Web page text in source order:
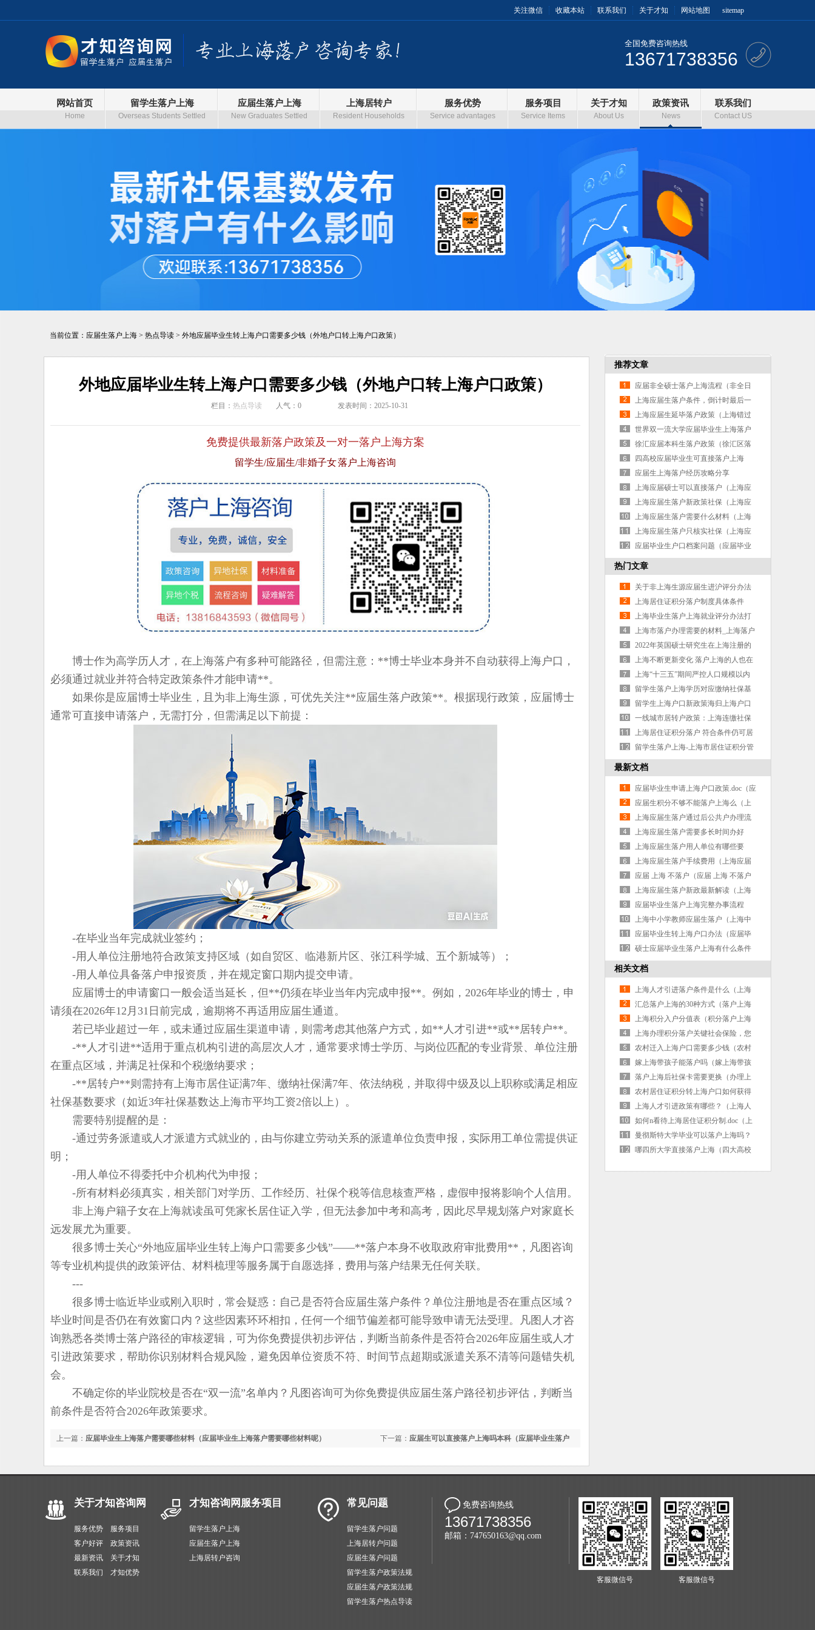
关注微信 收藏本站 联系我们 关于才知 网站地图 sitemap
全国免费咨询热线
13671738356
网站首页
Home
留学生落户上海
Overseas Students Settled
应届生落户上海
New Graduates Settled
上海居转户
Resident Households
服务优势
Service advantages
服务项目
Service Items
关于才知
About Us
政策资讯
News
联系我们
Contact US
当前位置： 应届生落户上海 > 热点导读 > 外地应届毕业生转上海户口需要多少钱（外地户口转上海户口政策）
外地应届毕业生转上海户口需要多少钱（外地户口转上海户口政策）
栏目： 热点导读 人气： 0 发表时间：2025-10-31
免费提供最新落户政策及一对一落户上海方案
留学生/应届生/非婚子女 落户上海咨询
博士作为高学历人才，在上海落户有多种可能路径，但需注意：**博士毕业本身并不自动获得上海户口，
必须通过就业并符合特定政策条件才能申请**。
如果你是应届博士毕业生，且为非上海生源，可优先关注**应届生落户政策**。根据现行政策，应届博士
通常可直接申请落户，无需打分，但需满足以下前提：
-在毕业当年完成就业签约；
-用人单位注册地符合政策支持区域（如自贸区、临港新片区、张江科学城、五个新城等）；
-用人单位具备落户申报资质，并在规定窗口期内提交申请。
应届博士的申请窗口一般会适当延长，但**仍须在毕业当年内完成申报**。例如，2026年毕业的博士，申
请须在2026年12月31日前完成，逾期将不再适用应届生通道。
若已毕业超过一年，或未通过应届生渠道申请，则需考虑其他落户方式，如**人才引进**或**居转户**。
-**人才引进**适用于重点机构引进的高层次人才，通常要求博士学历、与岗位匹配的专业背景、单位注册
在重点区域，并满足社保和个税缴纳要求；
-**居转户**则需持有上海市居住证满7年、缴纳社保满7年、依法纳税，并取得中级及以上职称或满足相应
社保基数要求（如近3年社保基数达上海市平均工资2倍以上）。
需要特别提醒的是：
-通过劳务派遣或人才派遣方式就业的，由与你建立劳动关系的派遣单位负责申报，实际用工单位需提供证
明；
-用人单位不得委托中介机构代为申报；
-所有材料必须真实，相关部门对学历、工作经历、社保个税等信息核查严格，虚假申报将影响个人信用。
非上海户籍子女在上海就读虽可凭家长居住证入学，但无法参加中考和高考，因此尽早规划落户对家庭长
远发展尤为重要。
很多博士关心“外地应届毕业生转上海户口需要多少钱”——**落户本身不收取政府审批费用**，凡图咨询
等专业机构提供的政策评估、材料梳理等服务属于自愿选择，费用与落户结果无任何关联。
---
很多博士临近毕业或刚入职时，常会疑惑：自己是否符合应届生落户条件？单位注册地是否在重点区域？
毕业时间是否仍在有效窗口内？这些因素环环相扣，任何一个细节偏差都可能导致申请无法受理。凡图人才咨
询熟悉各类博士落户路径的审核逻辑，可为你免费提供初步评估，判断当前条件是否符合2026年应届生或人才
引进政策要求，帮助你识别材料合规风险，避免因单位资质不符、时间节点超期或派遣关系不清等问题错失机
会。
不确定你的毕业院校是否在“双一流”名单内？凡图咨询可为你免费提供应届生落户路径初步评估，判断当
前条件是否符合2026年政策要求。
下一篇： 应届生可以直接落户上海吗本科（应届毕业生落户
上一篇： 应届毕业生上海落户需要哪些材料（应届毕业生上海落户需要哪些材料呢）
推荐文章
应届非全硕士落户上海流程（非全日
制研究生上海落户新政2026年）
上海应届生落户条件，倒计时最后一
天（上海应届生落户流程和时间）
上海应届生延毕落户政策（上海错过
应届生落户）
世界双一流大学应届毕业生上海落户
（上海双一流大学毕业生直接落户）
徐汇应届本科生落户政策（徐汇区落
户多久可以上学）
四高校应届毕业生可直接落户上海
（四所高校应届生可落户上海）
应届生上海落户经历攻略分享
上海应届硕士可以直接落户（上海应
届硕士可以直接落户吗）
上海应届生落户新政策社保（上海应
届生落户看社保吗）
上海应届生落户需要什么材料（上海
应届生落户需要什么材料和证件）
上海应届生落户只核实社保（上海应
届生落户需要劳动合同吗）
应届毕业生户口档案问题（应届毕业
生档案怎么转到户籍所在地）
热门文章
关于非上海生源应届生进沪评分办法
公布出来了
上海居住证积分落户制度具体条件
上海毕业生落户上海就业评分办法打
分标准
上海市落户办理需要的材料_上海落户
如何续签？
2022年英国硕士研究生在上海注册的
材料和程序
上海不断更新变化 落户上海的人也在
哭诉在上海落脚好难啊！
上海“十三五”期间严控人口规模以内
留学生落户上海学历对应缴纳社保基
数一览（上海留学生落户社保基数调
整预计是多少）
留学生上海户口新政策海归上海户口
办理要点解读
一线城市居转户政策：上海连缴社保
七年
上海居住证积分落户 符合条件仍可居
转户
留学生落户上海-上海市居住证积分管
理办法实施细则
最新文档
应届毕业生申请上海户口政策.doc（应
届毕业生上海户口落户政策）
应届生积分不够不能落户上海么（上
海落户应届生积分需要满足72分）
上海应届生落户通过后公共户办理流
程指南（上海应届生落户 公寓）
上海应届生落户需要多长时间办好
（上海应届生落户需要多久）
上海应届生落户用人单位有哪些要
求？（上海应届生落户 用人单位）
上海应届生落户手续费用（上海应届
生落户全过程）
应届 上海 不落户（应届 上海 不落户
有影响吗）
上海应届生落户新政最新解读（上海
应届生落户新政最新解读公示）
应届毕业生落户上海完整办事流程
（应届毕业生 落户上海）
上海中小学教师应届生落户（上海中
小学教师应届生落户流程）
应届毕业生转上海户口办法（应届毕
业生落户上海基本条件）
硕士应届毕业生落户上海有什么条件
（硕士毕业生如何落户上海）
相关文档
上海人才引进落户条件是什么（上海
人才引进落户条件是什么样的）
汇总落户上海的30种方式（落户上海
的三种方案）
上海积分入户分值表（积分落户上海
积分表）
上海办理积分落户关键社会保险，您
了解吗？（上海积分落户办理流程）
农村迁入上海户口需要多少钱（农村
迁入上海户口需要多少钱一个月）
嫁上海带孩子能落户吗（嫁上海带孩
子能落户吗现在）
落户上海后社保卡需要更换（办理上
海户口后社保卡需要更换吗）
农村居住证积分转上海户口如何获得
（上海市居住证积分转落户）
上海人才引进政策有哪些？（上海人
才引进的条件是啥）
如何n看待上海居住证积分制.doc（上
海 居住证积分）
曼彻斯特大学毕业可以落户上海吗？
（曼彻斯特大学毕业可以落户上海吗
哪四所大学直接落户上海（四大高校
关于才知咨询网
服务优势
服务项目
客户好评
政策资讯
最新资讯
关于才知
联系我们
才知优势
才知咨询网服务项目
留学生落户上海
应届生落户上海
上海居转户咨询
常见问题
留学生落户问题
上海居转户问题
应届生落户问题
留学生落户政策法规
应届生落户政策法规
留学生落户热点导读
免费咨询热线
13671738356
邮箱：747650163@qq.com
客服微信号 客服微信号